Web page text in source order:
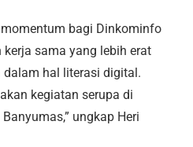
bagi Dinkominfo
sama yang lebih erat
dalam hal literasi digital.
kegiatan serupa di
ungkap Heri